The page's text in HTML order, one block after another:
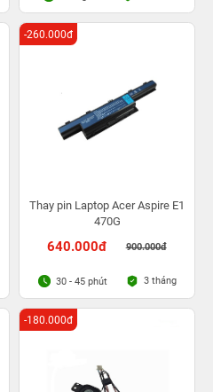
Thay pin Laptop Acer Aspire E1
470G
640.000đ 900.000đ
-260.000đ
30 - 45 phút 3 tháng
-180.000đ